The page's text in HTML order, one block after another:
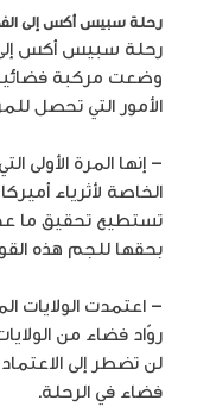
رحلة سبيس أكس إلى
رحلة سبيس أكس
وضعت مركبة فضائية
الأمور التي تحصل
– إنها المرة
الخاصة لأثرياء
تستطيع تحقيق ما
بحقها للجم هذه
– اعتمدت الولايات
روّاد فضاء من
لن تضطر إلى
فضاء في الرحلة.